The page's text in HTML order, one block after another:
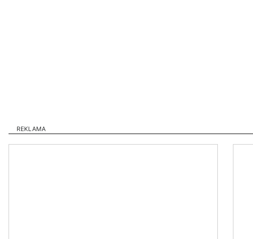
REKLAMA